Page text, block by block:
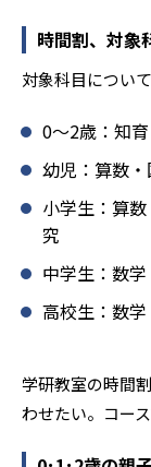
報にも精通して
ミュニケーシ
学研教室では、
知・情・意の
でのあいさつ
面の指導も実
メリットと言
学研教室のデ
分、生徒によっ
時間割、対象
対象科目につい
0〜2歳：知育
幼児：算数
小学生：算
究
中学生：数
高校生：数
学研教室の時間
わせたい。コー